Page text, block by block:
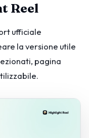
Reel
ufficiale
la versione utile
pagina